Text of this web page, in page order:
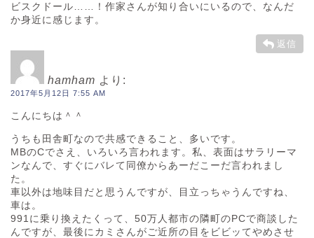
ビスクドール……！作家さんが知り合いにいるので、なんだ
か身近に感じます。
返信
hamham より:
2017年5月12日 7:55 AM
こんにちは＾＾
うちも田舎町なので共感できること、多いです。
MBのCでさえ、いろいろ言われます。私、表面はサラリーマ
ンなんで、すぐにバレて同僚からあーだこーだ言われまし
た。
車以外は地味目だと思うんですが、目立っちゃうんですね、
車は。
991に乗り換えたくって、50万人都市の隣町のPCで商談した
んですが、最後にカミさんがご近所の目をビビッてやめさせ